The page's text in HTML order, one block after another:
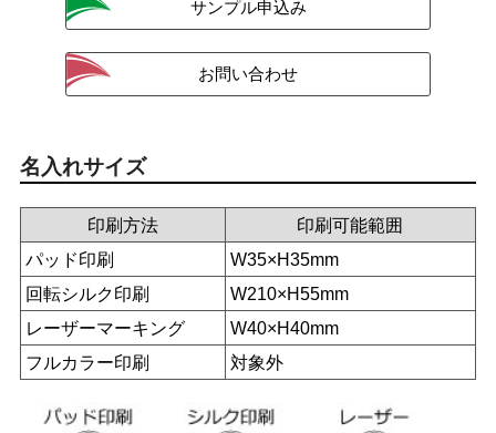
名入れサイズ
印刷方法
印刷可能範囲
パッド印刷
W35×H35mm
回転シルク印刷
W210×H55mm
レーザーマーキング
W40×H40mm
フルカラー印刷
対象外